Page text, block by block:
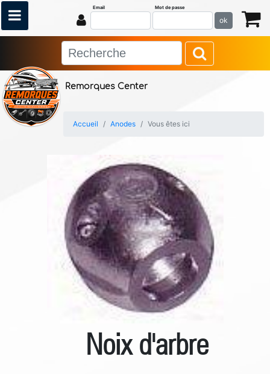
Remorques Center
Email Mot de passe
ok
Accueil Anodes Vous êtes ici
Noix d'arbre